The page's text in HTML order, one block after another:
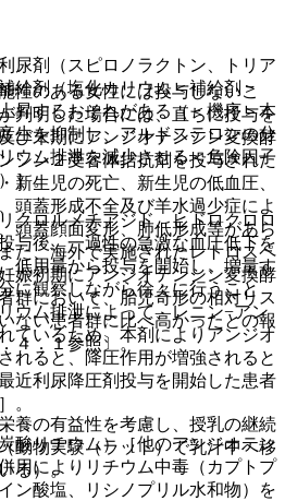
性のある女性には投与しないこ
判明した場合には、直ちに投与を
び末期にアンジオテンシン変換酵
シン２受容体拮抗剤を投与された
新生児の死亡、新生児の低血圧、
頭蓋形成不全及び羊水過少症によ
頭蓋顔面変形、肺低形成等があら
た、海外で実施されたレトロスペ
娠初期にアンジオテンシン変換酵
群において、胎児奇形の相対リス
ない患者群に比べ高かったとの報
４．１参照〕。
養の有益性を考慮し、授乳の継続
動物実験（ラット）で乳汁中へ移
る）。
尿剤（スピロノラクトン、トリア
給剤（塩化カリウム＜補給剤＞
昇するおそれがある（＜機序＞本
生を抑制し、アルドステロンの分
ウム排泄を減少させる＜危険因子
］。
クロルメチアジド、ヒドロクロロ
与後、一過性の急激な血圧低下を
低用量から投与を開始し、増量す
に観察しながら徐々に行うこと
ウム排泄によって、レニン−アン
ているため、本剤によりアンジオ
れると、降圧作用が増強されると
近利尿降圧剤投与を開始した患者
。
酸リチウム）［他のアンジオテン
用によりリチウム中毒（カプトプ
ン酸塩、リシノプリル水和物）を